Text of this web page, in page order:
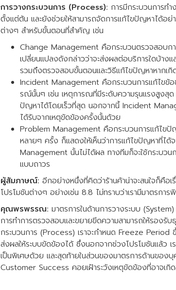
การวางกระบวนการ (Process): การมีกระบวนการทำ
ตั้งแต่ต้น และยังช่วยให้สามารถจัดการแก้ไขปัญหาได้อย่
ต่างๆ สำหรับขั้นตอนที่สำคัญ เช่น
Change Management คือกระบวนตรวจสอบกา
เปลี่ยนแปลงดังกล่าวว่าจะส่งผลต่อบริการใดบ้าง
รวมถึงตรวจสอบขั้นตอนและวิธีแก้ไขปัญหาหากเ
Incident Management คือกระบวนการแก้ไขข้
รณ์นั้นๆ เช่น เหตุการณที่มีระดับความรุนแรงสูงสุด
ปัญหาได้โดยเร็วที่สุด นอกจากนี้ Incident
ได้รับจากเหตุขัดข้องครั้งนั้นด้วย
Problem Management คือกระบวนการแก้ไขปั
หลายๆ ครั้ง ก็แสดงให้เห็นว่าการแก้ไขปัญหาที่ไ
Management นั้นไม่ได้ผล ทางทีมก็จะใช้กระบ
แบบถาวร
ผู้สัมภาษณ์: อีกอย่างหนึ่งที่คิดว่าร้านค้าน่าจะสนใจก็คือ
โปรโมชันต่างๆ อย่างเช่น 8.8 ไม่ทราบว่าเรามีมาตรกา
คุณพรพรรณ: มาตรการในด้านการวางระบบ
การทำการตรวจสอบและขยายขีดความสามารถให้รอง
กระบวนการ (Process) เราจะกำหนด Freeze Period
ส่งผลให้ระบบขัดข้องได้ ซึ่งนอกจากช่วงโปรโมชันแล้ว
เป็นพิเศษด้วย และสุดท้ายในส่วนของมาตรการด้านของ
Customer Success คอยเฝ้าระวังเหตุขัดข้องที่อาจเกิ